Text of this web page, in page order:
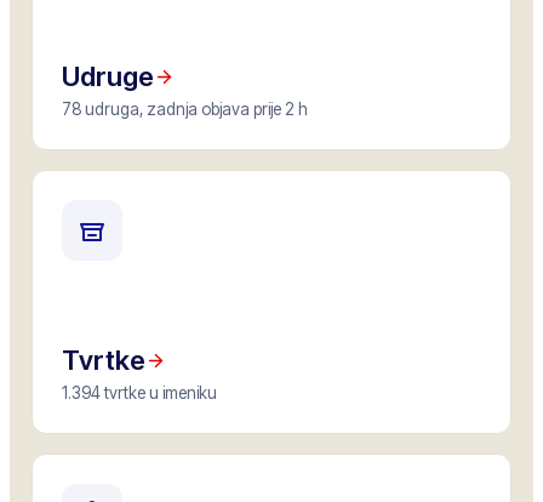
Udruge
78 udruga, zadnja objava prije 2 h
Tvrtke
1.394 tvrtke u imeniku